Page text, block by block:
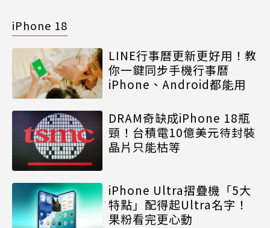
iPhone 18
LINE行事曆更新更好用！教
你一鍵同步手機行事曆
iPhone、Android都能用
DRAM奇缺成iPhone 18瓶
頸！台積電10億美元待封裝
晶片只能枯等
iPhone Ultra摺疊機「5大
特點」配得起Ultra名字！
果粉看完更心動